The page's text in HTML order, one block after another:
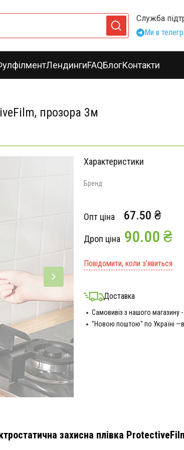
Служба
Ми в
ЛендингиFAQБлогКонтакти
прозора 3м
Характеристики
Бренд
Опт ціна 67.50 ₴
Дроп ціна 90.00 ₴
Повідомити, коли з’явиться
Доставка
Самовивіз з нашого магазину
"Новою поштою" по Україні
захисна плівка